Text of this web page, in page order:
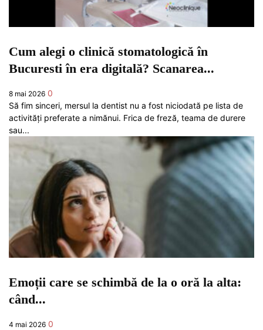
Cum alegi o clinică stomatologică în
Bucuresti în era digitală? Scanarea...
8 mai 2026 0
Să fim sinceri, mersul la dentist nu a fost niciodată pe lista de
activități preferate a nimănui. Frica de freză, teama de durere
sau...
Emoții care se schimbă de la o oră la alta:
când...
4 mai 2026 0